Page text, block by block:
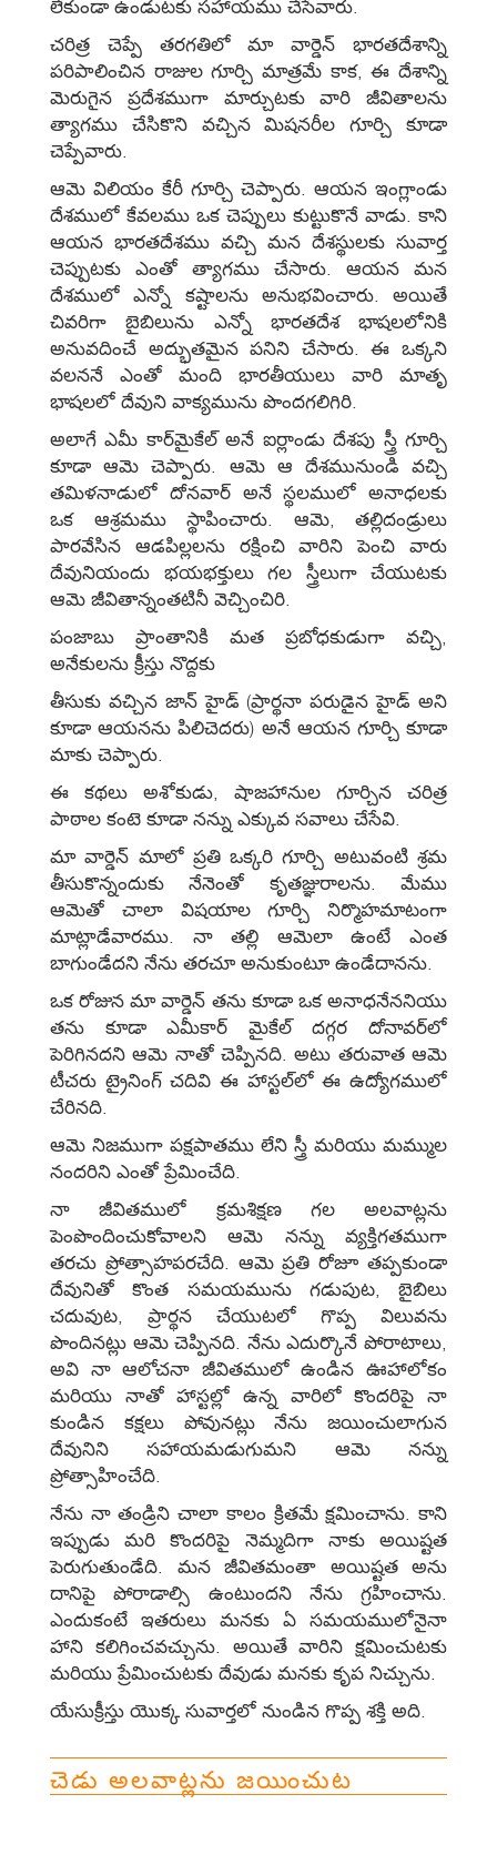
లేకుండా ఉండుటకు సహాయము చేసేవారు.
చరిత్ర చెప్పే తరగతిలో మా వార్డెన్‌ భారతదేశాన్ని
పరిపాలించిన రాజుల గూర్చి మాత్రమే కాక, ఈ దేశాన్ని
మెరుగైన ప్రదేశముగా మార్చుటకు వారి జీవితాలను
త్యాగము చేసికొని వచ్చిన మిషనరీల గూర్చి కూడా
చెప్పేవారు.
ఆమె విలియం కేరీ గూర్చి చెప్పారు. ఆయన ఇంగ్లాండు
దేశములో కేవలము ఒక చెప్పులు కుట్టుకొనే వాడు. కాని
ఆయన భారతదేశము వచ్చి మన దేశస్థులకు సువార్త
చెప్పుటకు ఎంతో త్యాగము చేసారు. ఆయన మన
దేశములో ఎన్నో కష్టాలను అనుభవించారు. అయితే
చివరిగా బైబిలును ఎన్నో భారతదేశ భాషలలోనికి
అనువదించే అద్భుతమైన పనిని చేసారు. ఈ ఒక్కని
వలననే ఎంతో మంది భారతీయులు వారి మాతృ
భాషలలో దేవుని వాక్యమును పొందగలిగిరి.
అలాగే ఎమీ కార్‌మైకేల్‌ అనే ఐర్లాండు దేశపు స్త్రీ గూర్చి
కూడా ఆమె చెప్పారు. ఆమె ఆ దేశమునుండి వచ్చి
తమిళనాడులో దోనవార్‌ అనే స్థలములో అనాధలకు
ఒక ఆశ్రమము స్థాపించారు. ఆమె, తల్లిదండ్రులు
పారవేసిన ఆడపిల్లలను రక్షించి వారిని పెంచి వారు
దేవునియందు భయభక్తులు గల స్త్రీలుగా చేయుటకు
ఆమె జీవితాన్నంతటినీ వెచ్చించిరి.
పంజాబు ప్రాంతానికి మత ప్రబోధకుడుగా వచ్చి,
అనేకులను క్రీస్తు నొద్దకు
తీసుకు వచ్చిన జాన్‌ హైడ్‌ (ప్రార్థనా పరుడైన హైడ్‌ అని
కూడా ఆయనను పిలిచెదరు) అనే ఆయన గూర్చి కూడా
మాకు చెప్పారు.
ఈ కథలు అశోకుడు, షాజహానుల గూర్చిన చరిత్ర
పాఠాల కంటె కూడా నన్ను ఎక్కువ సవాలు చేసేవి.
మా వార్డెన్‌ మాలో ప్రతి ఒక్కరి గూర్చి అటువంటి శ్రమ
తీసుకొన్నందుకు నేనెంతో కృతజ్ఞురాలను. మేము
ఆమెతో చాలా విషయాల గూర్చి నిర్మొహమాటంగా
మాట్లాడేవారము. నా తల్లి ఆమెలా ఉంటే ఎంత
బాగుండేదని నేను తరచూ అనుకుంటూ ఉండేదానను.
ఒక రోజున మా వార్డెన్‌ తను కూడా ఒక అనాధనేననియు
తను కూడా ఎమీకార్‌ మైకేల్‌ దగ్గర దోనావర్‌లో
పెరిగినదని ఆమె నాతో చెప్పినది. అటు తరువాత ఆమె
టీచరు ట్రైనింగ్‌ చదివి ఈ హాస్టల్‌లో ఈ ఉద్యోగములో
చేరినది.
ఆమె నిజముగా పక్షపాతము లేని స్త్రీ మరియు మమ్ముల
నందరిని ఎంతో ప్రేమించేది.
నా జీవితములో క్రమశిక్షణ గల అలవాట్లను
పెంపొందించుకోవాలని ఆమె నన్ను వ్యక్తిగతముగా
తరచు ప్రోత్సాహపరచేది. ఆమె ప్రతి రోజూ తప్పకుండా
దేవునితో కొంత సమయమును గడుపుట, బైబిలు
చదువుట, ప్రార్థన చేయుటలో గొప్ప విలువను
పొందినట్లు ఆమె చెప్పినది. నేను ఎదుర్కొనే పోరాటాలు,
అవి నా ఆలోచనా జీవితములో ఉండిన ఊహాలోకం
మరియు నాతో హాస్టల్లో ఉన్న వారిలో కొందరిపై నా
కుండిన కక్షలు పోవునట్లు నేను జయించులాగున
దేవునిని సహాయమడుగుమని ఆమె నన్ను
ప్రోత్సాహించేది.
నేను నా తండ్రిని చాలా కాలం క్రితమే క్షమించాను. కాని
ఇప్పుడు మరి కొందరిపై నెమ్మదిగా నాకు అయిష్టత
పెరుగుతుండేది. మన జీవితమంతా అయిష్టత అను
దానిపై పోరాడాల్సి ఉంటుందని నేను గ్రహించాను.
ఎందుకంటే ఇతరులు మనకు ఏ సమయములోనైనా
హాని కలిగించవచ్చును. అయితే వారిని క్షమించుటకు
మరియు ప్రేమించుటకు దేవుడు మనకు కృప నిచ్చును.
యేసుక్రీస్తు యొక్క సువార్తలో నుండిన గొప్ప శక్తి అది.
చెడు అలవాట్లను జయించుట